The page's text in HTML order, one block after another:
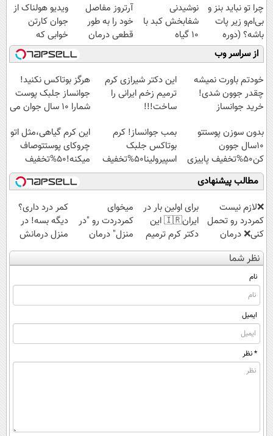
چرا تو نباید بنز و
بی‌ام‌و زیر پات
باشه؟ (دوره
رایگان درآمد
میلیاردی)
نوشیدنی
شفابخش کبد با
10 گیاه
موثر(تخفیف تا
امشب)
آرتروز مفاصل
خود را به طور
قطعی درمان
کنید!
◗پرسش‌نامه◖
ویدیو هولناک از
جوان کارتن
خوابی که
میلیاردر شد.
آموزش رایگان
از سراسر وب
خودتم باورت نمیشه
چقدر جوون شدی!
خرید جوانساز
ویژه
این دکتر شیرازی کرم
ترمیم زخم ایرانی را
ساخت!!!
هرگز بوتاکس نکنید!
جوانساز جلبک پوست
شمارا ۱۰ سال جوان می
بدون سوزن پوستتو
10سال جوون
کن50%تخفیف پاییزی
بمب جوانساز! کرم
بوتاکس جلبک
اسپیرولینا50%تخفیف
این کرم گیاهی،مثل اتو
چروکای پوستتوصاف
میکنه!50%تخفیف
مطالب پیشنهادی
❌لازم نیست
کمردرد رو تحمل
کنی❌ درمان
بدون جراحی و
قرص
(پرسشنامه)
برای اولین بار در
ایران🇮🇷 این
دکتر کرم ترمیم
کننده 23 روزه
ساخت!
میخوای
کمردردت رو "در
منزل" درمان
کنی؟ (◂فیلم +
◂پرسش‌نامه)
کمر درد داری؟
دیگه بسه! در
منزل درمانش
کن
(◀پرسش‌نامه)
نظر شما
نام
ایمیل
* نظر